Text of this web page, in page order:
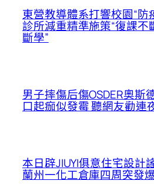
東營教導體系打響校園“防
診所減重精準施策“復課不
斷學”
男子摔傷后傷OSDER奧斯
口起痂似發霉 聽網友勸連
本日辟JIUYI俱意住宅設計
蘭州一化工倉庫四周突發